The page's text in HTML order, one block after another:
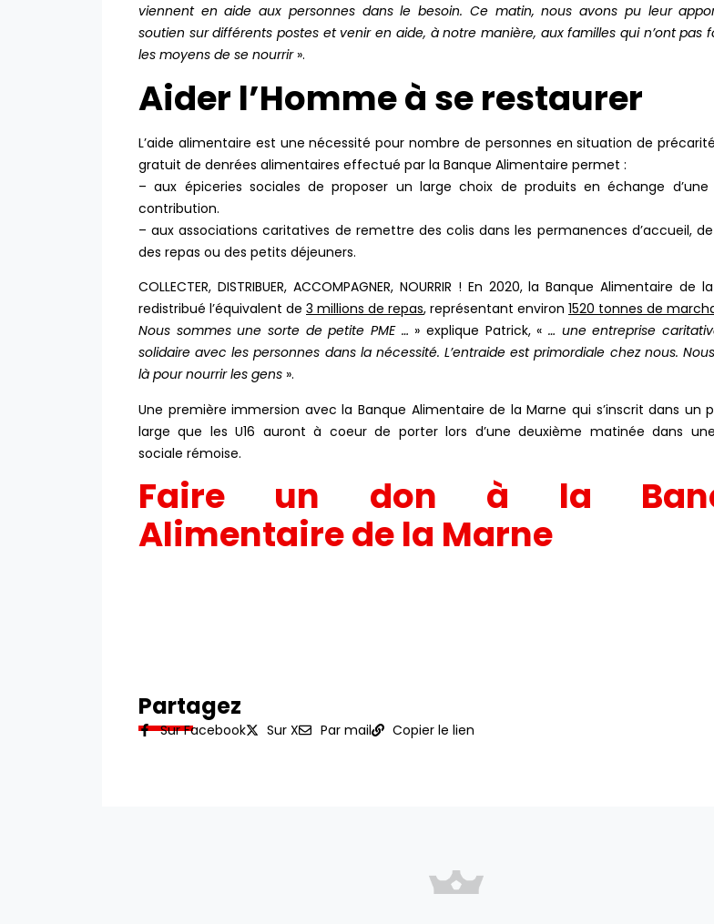
viennent en aide aux personnes dans le besoin. Ce matin, nous avons pu leur
soutien sur différents postes et venir en aide, à notre manière, aux familles qui n’ont pas
les moyens de se nourrir».
Aider l’Homme à se restaurer
L’aide alimentaire est une nécessité pour nombre de personnes en situation de
gratuit de denrées alimentaires effectué par la Banque Alimentaire permet :
– aux épiceries sociales de proposer un large choix de produits en échange d’une
contribution.
– aux associations caritatives de remettre des colis dans les permanences d’accueil,
des repas ou des petits déjeuners.
COLLECTER, DISTRIBUER, ACCOMPAGNER, NOURRIR ! En 2020, la Banque Alimentaire de
redistribué l’équivalent de 3 millions de repas, représentant environ 1520 tonnes de
Nous sommes une sorte de petite PME … » explique Patrick, «… une entreprise
solidaire avec les personnes dans la nécessité. L’entraide est primordiale chez nous.
là pour nourrir les gens ».
Une première immersion avec la Banque Alimentaire de la Marne qui s’inscrit dans un
large que les U16 auront à coeur de porter lors d’une deuxième matinée dans
sociale rémoise.
Faire un don à la
Alimentaire de la Marne
Partagez
Sur Facebook Sur X Par mail Copier le lien